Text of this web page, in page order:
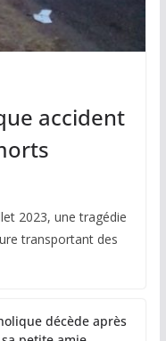
accident
2023, une tragédie
transportant des
décède après